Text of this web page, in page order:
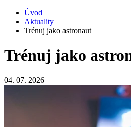
Úvod
Aktuality
Trénuj jako astronaut
Trénuj jako
04. 07. 2026